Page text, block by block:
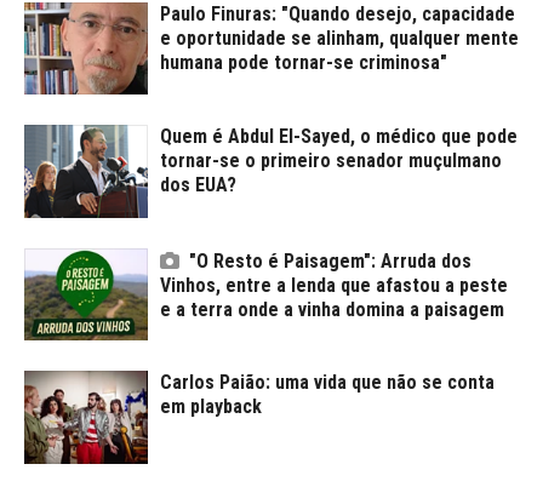
Paulo Finuras: "Quando desejo, capacidade
e oportunidade se alinham, qualquer mente
humana pode tornar-se criminosa"
Quem é Abdul El-Sayed, o médico que pode
tornar-se o primeiro senador muçulmano
dos EUA?
"O Resto é Paisagem": Arruda dos
Vinhos, entre a lenda que afastou a peste
e a terra onde a vinha domina a paisagem
Carlos Paião: uma vida que não se conta
em playback